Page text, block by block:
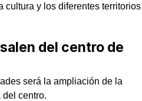
cultura y los diferentes territorios
del centro de
será la ampliación de la
centro.